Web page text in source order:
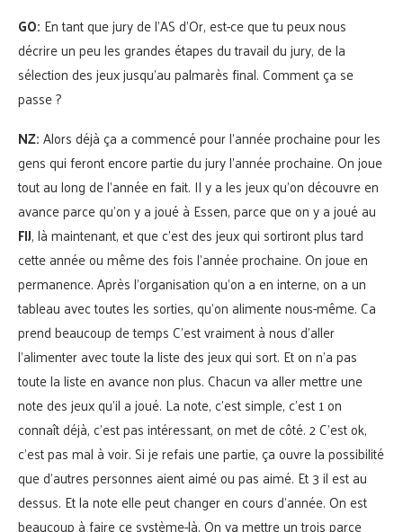
GO: En tant que jury de l’AS d’Or, est-ce que tu peux nous
décrire un peu les grandes étapes du travail du jury, de la
sélection des jeux jusqu’au palmarès final. Comment ça se
passe ?
NZ:Alors déjà ça a commencé pour l’année prochaine pour les
gens qui feront encore partie du jury l’année prochaine. On joue
tout au long de l’année en fait. Il y a les jeux qu’on découvre en
avance parce qu’on y a joué à Essen, parce que on y a joué au
FIJ, là maintenant, et que c’est des jeux qui sortiront plus tard
cette année ou même des fois l’année prochaine. On joue en
permanence. Après l’organisation qu’on a en interne, on a un
tableau avec toutes les sorties, qu’on alimente nous-même. Ca
prend beaucoup de temps C’est vraiment à nous d’aller
l’alimenter avec toute la liste des jeux qui sort. Et on n’a pas
toute la liste en avance non plus. Chacun va aller mettre une
note des jeux qu’il a joué. La note, c’est simple, c’est 1 on
connaît déjà, c’est pas intéressant, on met de côté. 2 C’est ok,
c’est pas mal à voir. Si je refais une partie, ça ouvre la possibilité
que d’autres personnes aient aimé ou pas aimé. Et 3 il est au
dessus. Et la note elle peut changer en cours d’année. On est
beaucoup à faire ce système-là. On va mettre un trois parce